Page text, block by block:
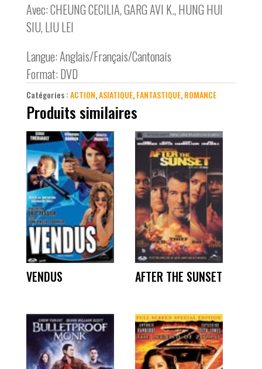
Avec: CHEUNG CECILIA, GARG AVI K., HUNG HUI
SIU, LIU LEI
Langue: Anglais/Français/Cantonais
Format: DVD
Catégories :ACTION,ASIATIQUE,FANTASTIQUE,ROMANCE
Produits similaires
VENDUS AFTER THE SUNSET